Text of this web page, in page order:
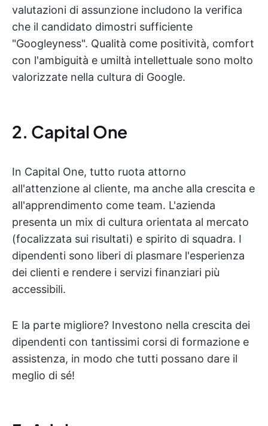
valutazioni di assunzione includono la verifica
che il candidato dimostri sufficiente
"Googleyness". Qualità come positività, comfort
con l'ambiguità e umiltà intellettuale sono molto
valorizzate nella cultura di Google.
2. Capital One
In Capital One, tutto ruota attorno
all'attenzione al cliente, ma anche alla crescita e
all'apprendimento come team. L'azienda
presenta un mix di cultura orientata al mercato
(focalizzata sui risultati) e spirito di squadra. I
dipendenti sono liberi di plasmare l'esperienza
dei clienti e rendere i servizi finanziari più
accessibili.
E la parte migliore? Investono nella crescita dei
dipendenti con tantissimi corsi di formazione e
assistenza, in modo che tutti possano dare il
meglio di sé!